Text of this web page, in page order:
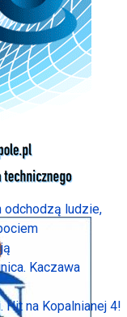
odchodzą ludzie,
Kaczawa
Hit na Kopalnianej 4!